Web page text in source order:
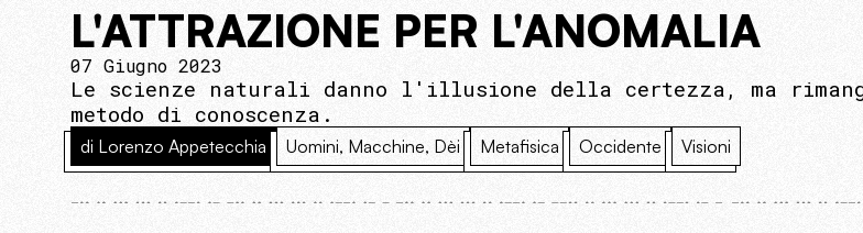
L'ATTRAZIONE PER L'ANOMALIA
07 Giugno 2023
Le scienze naturali danno l'illusione della certezza, ma
metodo di conoscenza.
di Lorenzo Appetecchia Uomini, Macchine, Dèi Metafisica Occidente Visioni